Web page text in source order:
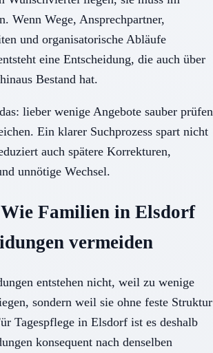
Wenn Wege, Ansprechpartner,
und organisatorische Abläufe
eine Entscheidung, die auch über
Bestand hat.
lieber wenige Angebote sauber prüfen
Ein klarer Suchprozess spart nicht
auch spätere Korrekturen,
unnötige Wechsel.
Familien in Elsdorf
vermeiden
entstehen nicht, weil zu wenige
sondern weil sie ohne feste Struktur
Tagespflege in Elsdorf ist es deshalb
konsequent nach denselben